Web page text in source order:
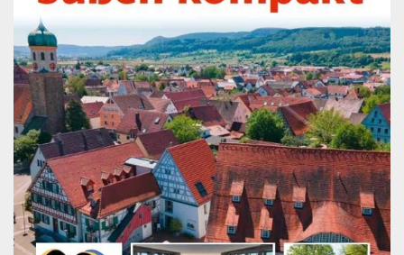
Veröffentlichungen
Ortsrecht
FNP / Bebauungspläne
Wahlen
Stadtinfo
Jubiläumsjahr 2021